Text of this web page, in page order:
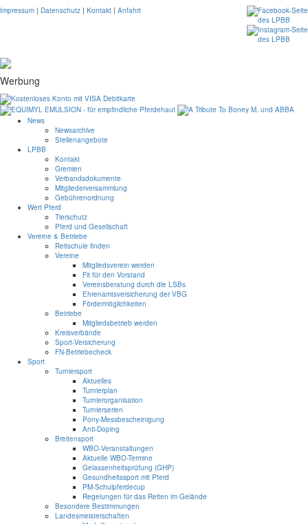
Impressum | Datenschutz | Kontakt | Anfahrt
Werbung
News
Newsarchive
Stellenangebote
LPBB
Kontakt
Gremien
Verbandsdokumente
Mitgliederversammlung
Gebührenordnung
Wert Pferd
Tierschutz
Pferd und Gesellschaft
Vereine & Betriebe
Reitschule finden
Vereine
Mitgliedsverein werden
Fit für den Vorstand
Vereinsberatung durch die LSBs
Ehrenamtsversicherung der VBG
Fördermöglichkeiten
Betriebe
Mitgliedsbetrieb werden
Kreisverbände
Sport-Versicherung
FN-Betriebecheck
Sport
Turniersport
Aktuelles
Turnierplan
Turnierorganisation
Turnierserien
Pony-Messbescheinigung
Anti-Doping
Breitensport
WBO-Veranstaltungen
Aktuelle WBO-Termine
Gelassenheitsprüfung (GHP)
Gesundheitssport mit Pferd
PM-Schulpferdecup
Regelungen für das Reiten im Gelände
Besondere Bestimmungen
Landesmeisterschaften